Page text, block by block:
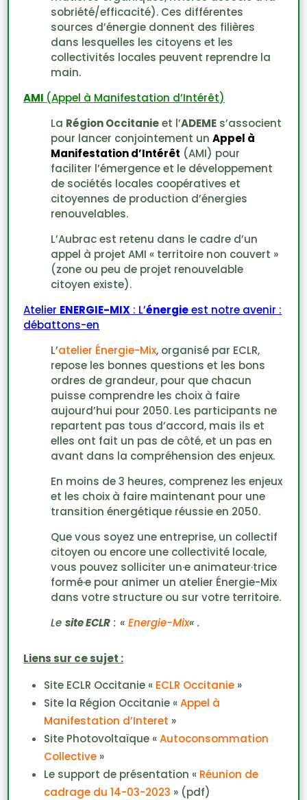
sobriété/efficacité). Ces différentes
sources d’énergie donnent des filières
dans lesquelles les citoyens et les
collectivités locales peuvent reprendre la
main.
AMI (Appel à Manifestation d’Intérêt)
La Région Occitanieet l’ADEME s’associent
pour lancer conjointement unAppel à
Manifestation d’Intérêt (AMI) pour
faciliter l’émergence et le développement
de sociétés locales coopératives et
citoyennes de production d’énergies
renouvelables.
L’Aubrac est retenu dans le cadre d’un
appel à projet AMI « territoire non couvert »
(zone ou peu de projet renouvelable
citoyen existe).
Atelier ENERGIE-MIX : L’énergieest notre avenir :
débattons-en
L’atelier Énergie-Mix, organisé par ECLR,
repose les bonnes questions et les bons
ordres de grandeur, pour que chacun
puisse comprendre les choix à faire
aujourd’hui pour 2050. Les participants ne
repartent pas tous d’accord, mais ils et
elles ont fait un pas de côté, et un pas en
avant dans la compréhension des enjeux.
En moins de 3 heures, comprenez les enjeux
et les choix à faire maintenant pour une
transition énergétique réussie en 2050.
Que vous soyez une entreprise, un collectif
citoyen ou encore une collectivité locale,
vous pouvez solliciter un·e animateur·trice
formé·e pour animer un atelier Énergie-Mix
dans votre structure ou sur votre territoire.
Lesite ECLR : «Energie-Mix« .
Liens sur ce sujet :
Site ECLR Occitanie « ECLR Occitanie »
Site la Région Occitanie «Appel à
Manifestation d’Interet »
Site Photovoltaïque «Autoconsommation
Collective »
Le support de présentation « Réunion de
cadrage du 14-03-2023 » (pdf)